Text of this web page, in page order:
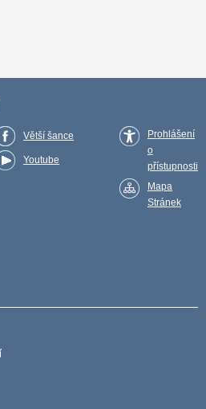
Větší šance
Youtube
Prohlášení
o
přístupnosti
Mapa
Stránek